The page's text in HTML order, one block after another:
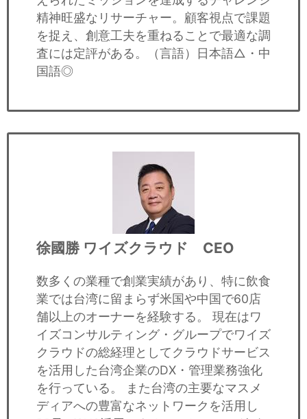
精神旺盛なリサーチャー。顧客視点で課題
を捉え、創意工夫を重ねることで最適な調
査には定評がある。（言語）日本語△・中
国語◎
徐國勝 ワイズクラウド CEO
数多くの業種で創業実績があり、特に飲食
業では台湾に留まらず米国や中国で60店
舗以上のオーナーを経験する。 現在はワ
イズコンサルティング・グループでワイズ
クラウドの総経理としてクラウドサービス
を活用した台湾企業のDX・管理業務強化
を行っている。 また台湾の主要なマスメ
ディアへの豊富なネットワークを活用し